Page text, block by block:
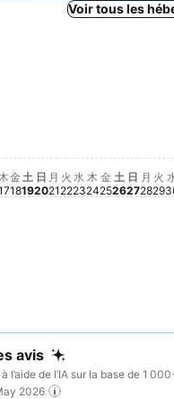
Voir tous les
1314
, 9月 16
€
木, 9月 17
353 €
金, 9月 18
349 €
金
18
土, 9月 19
357 €
土
19
日
20
月
21
火
22
水
23
木, 9月 24
366 €
木
24
金
25
土
26
日, 9
293 €
日
27
月
28
火
29
avis
l’aide de l’IA sur la base de 1
2026